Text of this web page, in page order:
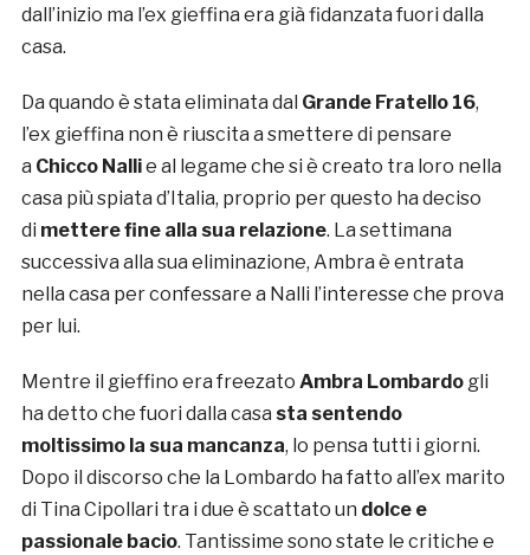
dall’inizio ma l’ex gieffina era già fidanzata fuori dalla
casa.
Da quando è stata eliminata dal Grande Fratello 16,
l’ex gieffina non è riuscita a smettere di pensare
a Chicco Nallie al legame che si è creato tra loro nella
casa più spiata d’Italia, proprio per questo ha deciso
di mettere fine alla sua relazione. La settimana
successiva alla sua eliminazione, Ambra è entrata
nella casa per confessare a Nalli l’interesse che prova
per lui.
Mentre il gieffino era freezato Ambra Lombardo gli
ha detto che fuori dalla casa sta sentendo
moltissimo la sua mancanza, lo pensa tutti i giorni.
Dopo il discorso che la Lombardo ha fatto all’ex marito
di Tina Cipollari tra i due è scattato un dolce e
passionale bacio. Tantissime sono state le critiche e